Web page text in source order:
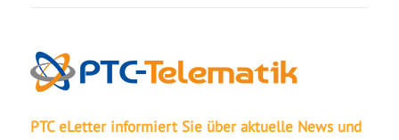
PTC eLetter informiert Sie über aktuelle News und